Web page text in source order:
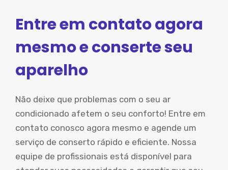
Entre em contato agora
mesmo e conserte seu
aparelho
Não deixe que problemas com o seu ar
condicionado afetem o seu conforto! Entre em
contato conosco agora mesmo e agende um
serviço de conserto rápido e eficiente. Nossa
equipe de profissionais está disponível para